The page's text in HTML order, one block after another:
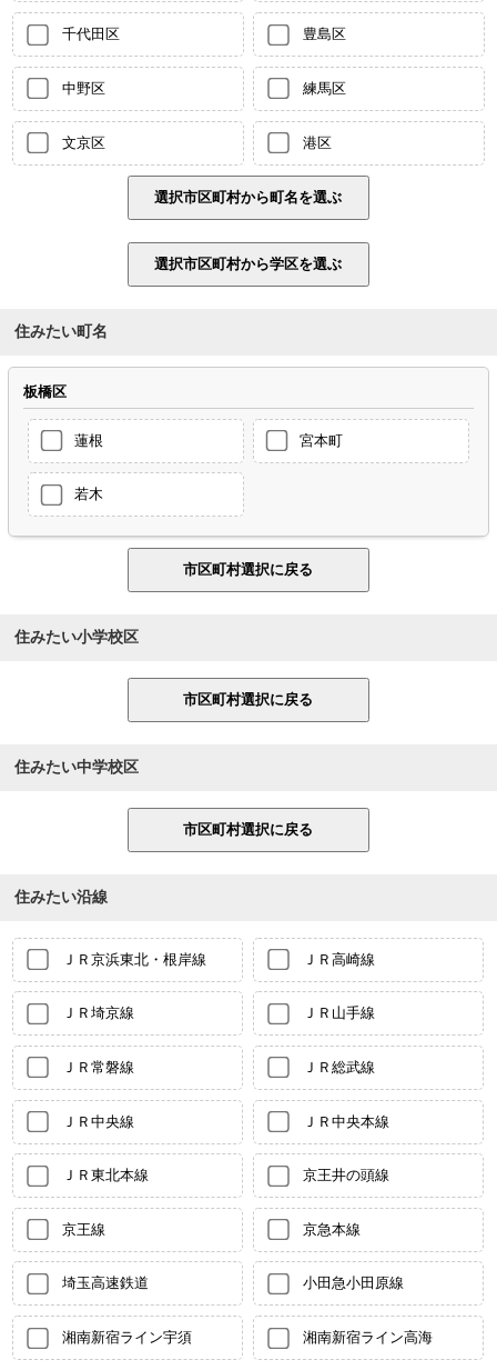
千代田区 豊島区
中野区 練馬区
文京区 港区
住みたい町名
板橋区
蓮根 宮本町
若木
住みたい小学校区
住みたい中学校区
住みたい沿線
ＪＲ京浜東北・根岸線 ＪＲ高崎線
ＪＲ埼京線 ＪＲ山手線
ＪＲ常磐線 ＪＲ総武線
ＪＲ中央線 ＪＲ中央本線
ＪＲ東北本線 京王井の頭線
京王線 京急本線
埼玉高速鉄道 小田急小田原線
湘南新宿ライン宇須 湘南新宿ライン高海